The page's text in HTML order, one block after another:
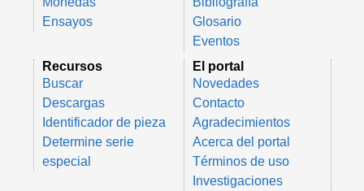
Ensayos
Glosario
Eventos
Recursos
Buscar
Descargas
Identificador de pieza
Determine serie
especial
El portal
Novedades
Contacto
Agradecimientos
Acerca del portal
Términos de uso
Investigaciones